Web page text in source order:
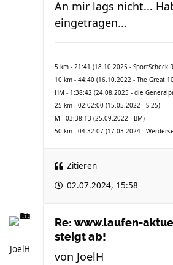
An mir lags nicht...
eingetragen...
5 km - 21:41 (18.10.2025 - SportScheck
10 km - 44:40 (16.10.2022 - The Great
HM - 1:38:42 (24.08.2025 - die
25 km - 02:02:00 (15.05.2022 - S 25)
M - 03:38:13 (25.09.2022 - BM)
50 km - 04:32:07 (17.03.2024 -
Zitieren
02.07.2024, 15:58
JoelH
Re: www.laufen-
steigt ab!
von JoelH